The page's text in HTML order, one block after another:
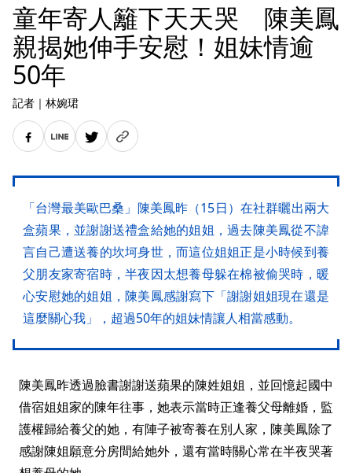
童年寄人籬下天天哭 陳美鳳
親揭她伸手安慰！姐妹情逾
50年
記者 ｜ 林婉珺
「台灣最美歐巴桑」陳美鳳昨（15日）在社群曬出兩大
盒蘋果，並謝謝送禮盒給她的姐姐，過去陳美鳳從不諱
言自己遭送養的坎坷身世，而這位姐姐正是小時候到養
父朋友家寄宿時，半夜因太想養母躲在棉被偷哭時，暖
心安慰她的姐姐，陳美鳳感謝寫下「謝謝姐姐現在還是
這麼關心我」，超過50年的姐妹情讓人相當感動。
陳美鳳昨透過臉書謝謝送蘋果的陳姓姐姐，並回憶起國中
借宿姐姐家的陳年往事，她表示當時正逢養父母離婚，監
護權歸給養父的她，有陣子被寄養在別人家，陳美鳳除了
感謝陳姐願意分房間給她外，還有當時關心常在半夜哭著